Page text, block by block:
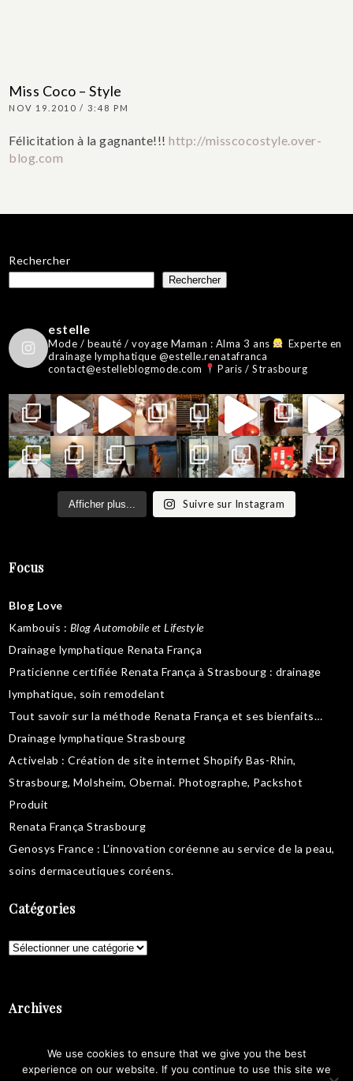
Miss Coco – Style
NOV 19.2010 / 3:48 PM
Félicitation à la gagnante!!! http://misscocostyle.over-
blog.com
Rechercher
Rechercher
estelle
Mode / beauté / voyage Maman : Alma 3 ans
Experte en
drainage lymphatique @estelle.renatafranca
contact@estelleblogmode.com
Paris / Strasbourg
Afficher plus... Suivre sur Instagram
Focus
Blog Love
Kambouis : Blog Automobile et Lifestyle
Drainage lymphatique Renata França
Praticienne certifiée Renata França à Strasbourg : drainage
lymphatique, soin remodelant
Tout savoir sur la méthode Renata França et ses bienfaits…
Drainage lymphatique Strasbourg
Activelab : Création de site internet Shopify Bas-Rhin,
Strasbourg, Molsheim, Obernai. Photographe, Packshot
Produit
Renata França Strasbourg
Genosys France : L’innovation coréenne au service de la peau,
soins dermaceutiques coréens.
Catégories
Catégories
Archives
We use cookies to ensure that we give you the best
experience on our website. If you continue to use this site we